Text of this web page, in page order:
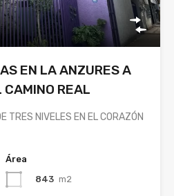
EN LA ANZURES A
CAMINO REAL
TRES NIVELES EN EL CORAZÓN
Área
843 m2